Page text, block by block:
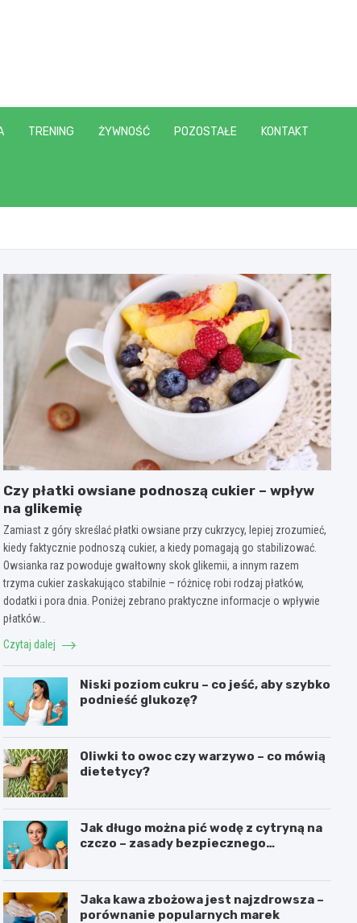
TRENING ŻYWNOŚĆ POZOSTAŁE KONTAKT
Czy płatki owsiane podnoszą cukier – wpływ
na glikemię
Zamiast z góry skreślać płatki owsiane przy cukrzycy, lepiej zrozumieć,
kiedy faktycznie podnoszą cukier, a kiedy pomagają go stabilizować.
Owsianka raz powoduje gwałtowny skok glikemii, a innym razem
trzyma cukier zaskakująco stabilnie – różnicę robi rodzaj płatków,
dodatki i pora dnia. Poniżej zebrano praktyczne informacje o wpływie
płatków…
Czytaj dalej
Niski poziom cukru – co jeść, aby szybko
podnieść glukozę?
Oliwki to owoc czy warzywo – co mówią
dietetycy?
Jak długo można pić wodę z cytryną na
czczo – zasady bezpiecznego
Jaka kawa zbożowa jest najzdrowsza –
porównanie popularnych marek